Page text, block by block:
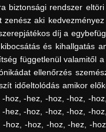
biztonsági rendszer
aki
díj a
és kihallgatás
függetlenül valamitől
ellenőrzés
időeltolódás amikor
-hez, -hoz, -hoz, -
-hoz, -hoz, -hoz, -
-hoz, -hoz, -hez, -